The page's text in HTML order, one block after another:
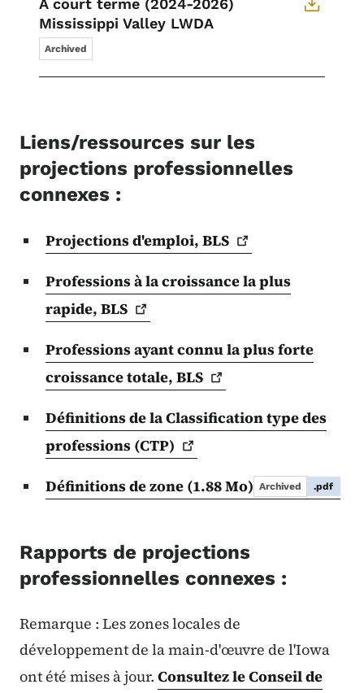
À court terme (2024-2026)
Mississippi Valley LWDA
Archived
Liens/ressources sur les
projections professionnelles
connexes :
Projections d'emploi, BLS
Professions à la croissance la plus
rapide, BLS
Professions ayant connu la plus forte
croissance totale, BLS
Définitions de la Classification type des
professions (CTP)
Définitions de zone (1.88 Mo) Archived .pdf
Rapports de projections
professionnelles connexes :
Remarque : Les zones locales de
développement de la main-d'œuvre de l'Iowa
ont été mises à jour. Consultez le Conseil de